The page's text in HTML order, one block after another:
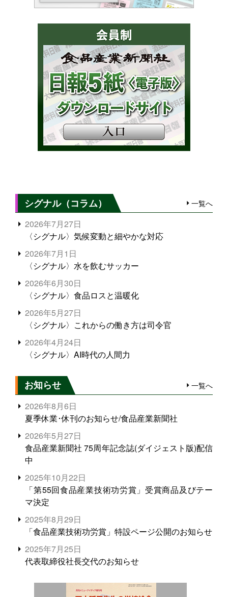
シグナル（コラム） 一覧へ
2026年7月27日
〈シグナル〉気候変動と細やかな対応
2026年7月1日
〈シグナル〉水を飲むサッカー
2026年6月30日
〈シグナル〉食品ロスと温暖化
2026年5月27日
〈シグナル〉これからの働き方は司令官
2026年4月24日
〈シグナル〉AI時代の人間力
お知らせ 一覧へ
2026年8月6日
夏季休業･休刊のお知らせ/食品産業新聞社
2026年5月27日
食品産業新聞社 75周年記念誌(ダイジェスト版)配信
中
2025年10月22日
「第55回食品産業技術功労賞」受賞商品及びテー
マ決定
2025年8月29日
「食品産業技術功労賞」特設ページ公開のお知らせ
2025年7月25日
代表取締役社長交代のお知らせ